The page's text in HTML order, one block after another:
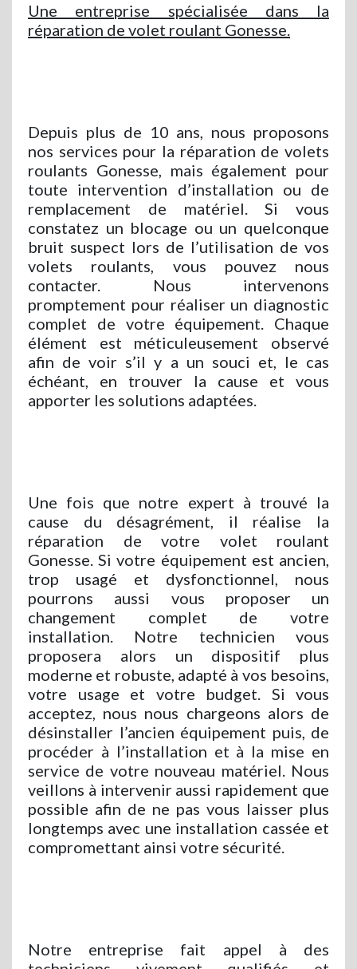
Une entreprise spécialisée dans la
réparation de volet roulant Gonesse.
Depuis plus de 10 ans, nous proposons
nos services pour la réparation de volets
roulants Gonesse, mais également pour
toute intervention d’installation ou de
remplacement de matériel. Si vous
constatez un blocage ou un quelconque
bruit suspect lors de l’utilisation de vos
volets roulants, vous pouvez nous
contacter. Nous intervenons
promptement pour réaliser un diagnostic
complet de votre équipement. Chaque
élément est méticuleusement observé
afin de voir s’il y a un souci et, le cas
échéant, en trouver la cause et vous
apporter les solutions adaptées.
Une fois que notre expert à trouvé la
cause du désagrément, il réalise la
réparation de votre volet roulant
Gonesse. Si votre équipement est ancien,
trop usagé et dysfonctionnel, nous
pourrons aussi vous proposer un
changement complet de votre
installation. Notre technicien vous
proposera alors un dispositif plus
moderne et robuste, adapté à vos besoins,
votre usage et votre budget. Si vous
acceptez, nous nous chargeons alors de
désinstaller l’ancien équipement puis, de
procéder à l’installation et à la mise en
service de votre nouveau matériel. Nous
veillons à intervenir aussi rapidement que
possible afin de ne pas vous laisser plus
longtemps avec une installation cassée et
compromettant ainsi votre sécurité.
Notre entreprise fait appel à des